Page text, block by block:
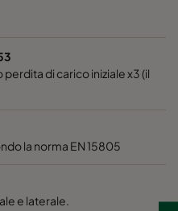
25 ePM10 60%
25
perdita di carico iniziale x3 (il
la norma EN 15805
e laterale.